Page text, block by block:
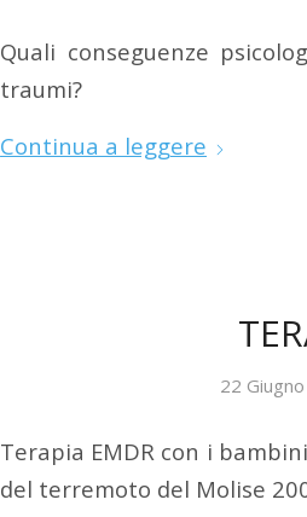
Quali conseguenze
traumi?
Continua a leggere
22
Terapia EMDR con i
del terremoto del Molise